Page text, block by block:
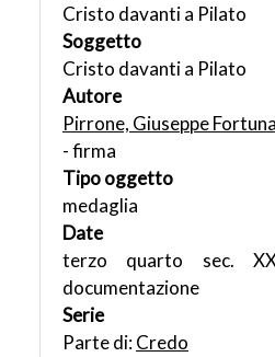
Cristo davanti a Pilato
Soggetto
Cristo davanti a Pilato
Autore
Pirrone, Giuseppe
- firma
Tipo oggetto
medaglia
Date
terzo quarto sec.
documentazione
Serie
Parte di:Credo